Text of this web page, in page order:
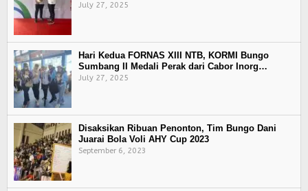
July 27, 2025
Hari Kedua FORNAS XIII NTB, KORMI Bungo
Sumbang II Medali Perak dari Cabor Inorg…
July 27, 2025
Disaksikan Ribuan Penonton, Tim Bungo Dani
Juarai Bola Voli AHY Cup 2023
September 6, 2023